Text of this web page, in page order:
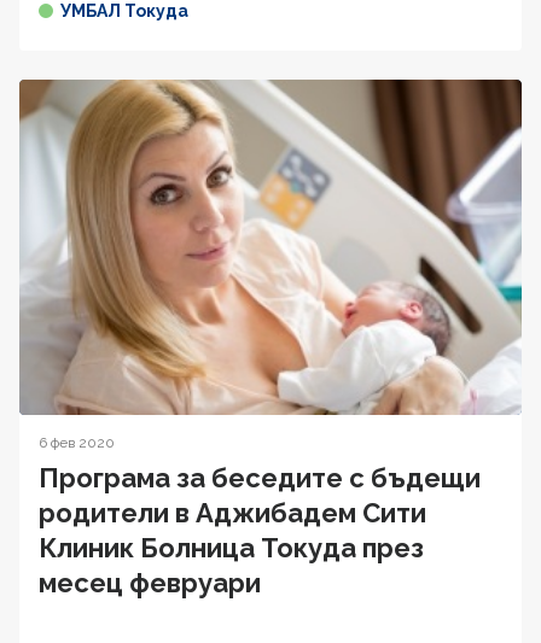
УМБАЛ Токуда
6 фев 2020
Програма за беседите с бъдещи
родители в Аджибадем Сити
Клиник Болница Токуда през
месец февруари